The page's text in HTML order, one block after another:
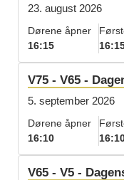
23. august 2026
Dørene åpner
16:15
V75 - V65 -
5. september 2026
Dørene åpner
16:10
V65 - V5 -